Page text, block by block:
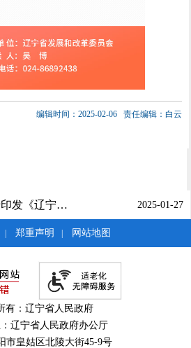
编辑时间：2025-02-06 责任编辑：白云
辽宁省人民政府关于印发《辽宁省经济社会若干领域稳增长惠民生政策举措》的通知 2025-01-27
| 郑重声明 | 网站地图
有：辽宁省人民政府
辽宁省人民政府办公厅
市皇姑区北陵大街45-9号